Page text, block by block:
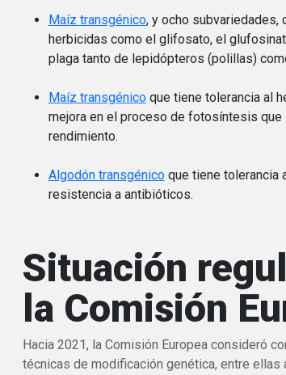
Maíz transgénico, y ocho subvariedades,
herbicidas como el glifosato, el
plaga tanto de lepidópteros (polillas)
Maíz transgénicoque tiene tolerancia al
mejora en el proceso de fotosíntesis
rendimiento.
Algodón transgénicoque tiene tolerancia
resistencia a antibióticos.
Situación
la Comisión
Hacia 2021, la Comisión Europea consideró
técnicas de modificación genética, entre